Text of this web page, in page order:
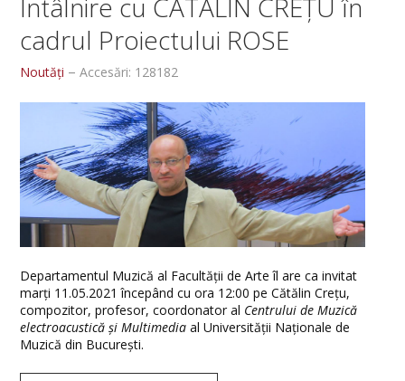
Întâlnire cu CĂTĂLIN CREȚU în
cadrul Proiectului ROSE
Noutăți Accesări: 128182
Departamentul Muzică al Facultății de Arte îl are ca invitat
marți 11.05.2021 începând cu ora 12:00 pe Cătălin Crețu,
compozitor, profesor, coordonator al Centrului de Muzică
electroacustică și Multimedia al Universității Naționale de
Muzică din București.